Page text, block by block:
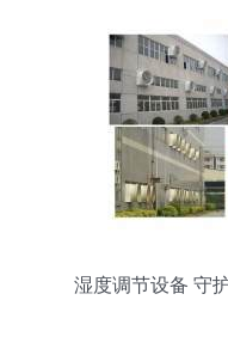
湿度调节设备 守